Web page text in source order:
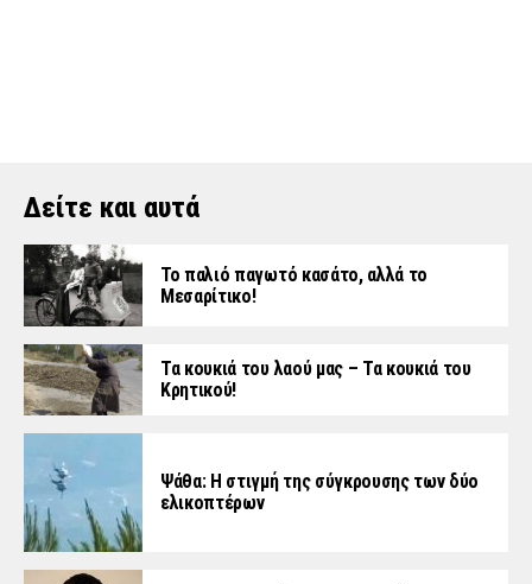
Δείτε και αυτά
Το παλιό παγωτό κασάτο, αλλά το
Μεσαρίτικο!
Τα κουκιά του λαού μας – Τα κουκιά του
Κρητικού!
Ψάθα: Η στιγμή της σύγκρουσης των δύο
ελικοπτέρων